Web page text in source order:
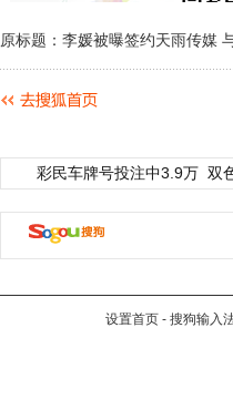
原标题：李媛被曝签约天雨传媒
彩民车牌号投注中3.9万 双
设置首页 - 搜狗输入